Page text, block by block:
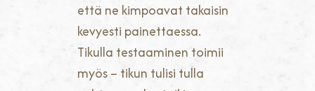
että ne kimpoavat takaisin
kevyesti painettaessa.
Tikulla testaaminen toimii
myös – tikun tulisi tulla